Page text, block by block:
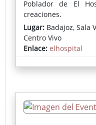
Poblador de El
creaciones.
Lugar: Badajoz, Sala
Centro Vivo
Enlace: elhospital